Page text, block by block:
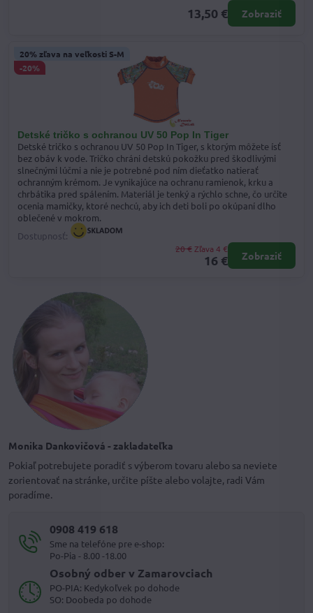
13,50 € Zobraziť
Detské tričko s ochranou UV 50 Pop In Tiger
20% zľava na veľkosti S-M
-20%
Detské tričko s ochranou UV 50 Pop In Tiger, s ktorým môžete ísť
bez obáv k vode. Tričko chráni detskú pokožku pred škodlivými
slnečnými lúčmi a nie je potrebné pod ním dieťatko natierať
ochranným krémom. Je vynikajúce na ochranu ramienok, krku a
chrbátika pred spálením. Materiál je tenký a rýchlo schne, čo určite
ocenia mamičky, ktoré nechcú, aby ich deti boli po okúpaní dlho
oblečené v mokrom.
Dostupnosť:
16 €
20 € Zľava 4 €
Zobraziť
Monika Dankovičová - zakladateľka
Pokiaľ potrebujete poradiť s výberom tovaru alebo sa neviete
zorientovať na stránke, určite píšte alebo volajte, radi Vám
poradíme.
0908 419 618
Sme na telefóne pre e-shop:
Po-Pia - 8.00 -18.00
Osobný odber v Zamarovciach
PO-PIA: Kedykoľvek po dohode
SO: Doobeda po dohode